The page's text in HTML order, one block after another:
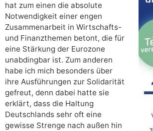
hat zum einen die absolute
Notwendigkeit einer engen
Zusammenarbeit in Wirtschafts-
und Finanzthemen betont, die für
eine Stärkung der Eurozone
unabdingbar ist. Zum anderen
habe ich mich besonders über
ihre Ausführungen zur Solidarität
gefreut, denn dabei hatte sie
erklärt, dass die Haltung
Deutschlands sehr oft eine
gewisse Strenge nach außen hin